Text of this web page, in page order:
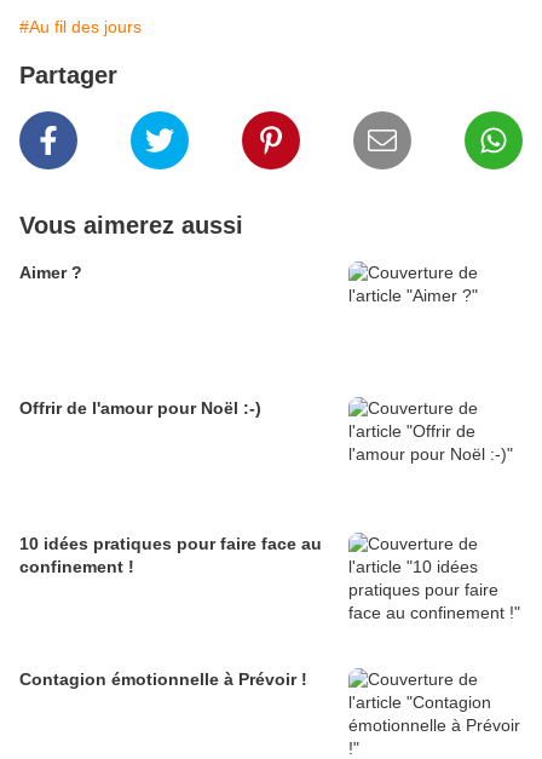
#Au fil des jours
Partager
Vous aimerez aussi
Aimer ?
Offrir de l'amour pour Noël :-)
10 idées pratiques pour faire face au
confinement !
Contagion émotionnelle à Prévoir !